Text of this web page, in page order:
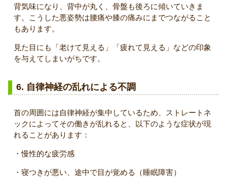
背気味になり、背中が丸く、骨盤も後ろに傾いていきま
す。こうした悪姿勢は腰痛や膝の痛みにまでつながること
もあります。
見た目にも「老けて見える」「疲れて見える」などの印象
を与えてしまいがちです。
6. 自律神経の乱れによる不調
首の周囲には自律神経が集中しているため、ストレートネ
ックによってその働きが乱れると、以下のような症状が現
れることがあります：
・慢性的な疲労感
・寝つきが悪い、途中で目が覚める（睡眠障害）